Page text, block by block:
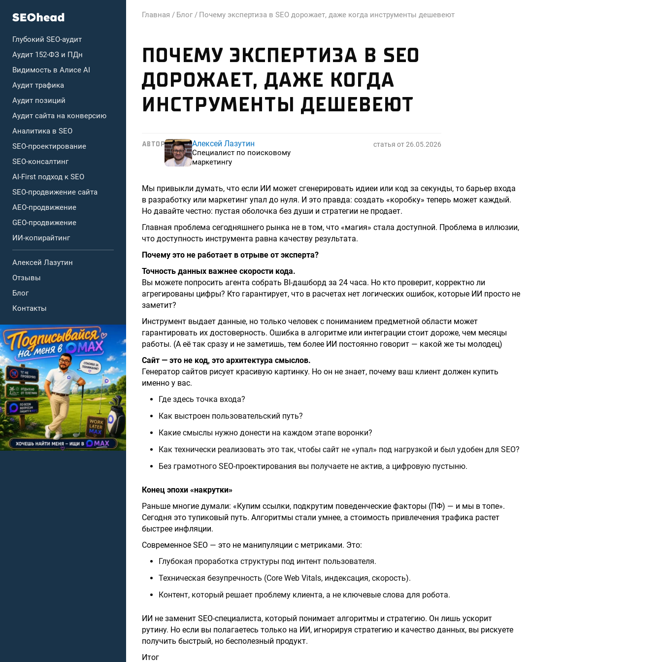
Глубокий SEO-аудит
Аудит 152-ФЗ и ПДн
Видимость в Алисе AI
Аудит трафика
Аудит позиций
Аудит сайта на конверсию
Аналитика в SEO
SEO-проектирование
SEO-консалтинг
AI-First подход к SEO
SEO-продвижение сайта
AEO-продвижение
GEO-продвижение
ИИ-копирайтинг
Алексей Лазутин
Отзывы
Блог
Контакты
Главная / Блог / Почему экспертиза в SEO дорожает, даже когда инструменты дешевеют
ПОЧЕМУ ЭКСПЕРТИЗА В SEO
ДОРОЖАЕТ, ДАЖЕ КОГДА
ИНСТРУМЕНТЫ ДЕШЕВЕЮТ
АВТОР статья от26.05.2026
Алексей Лазутин
Специалист по поисковому
маркетингу
Мы привыкли думать, что если ИИ может сгенерировать идиеи или код за секунды, то барьер входа
в разработку или маркетинг упал до нуля. И это правда: создать «коробку» теперь может каждый.
Но давайте честно: пустая оболочка без души и стратегии не продает.
Главная проблема сегодняшнего рынка не в том, что «магия» стала доступной. Проблема в иллюзии,
что доступность инструмента равна качеству результата.
Почему это не работает в отрыве от эксперта?
Точность данных важнее скорости кода.
Вы можете попросить агента собрать BI-дашборд за 24 часа. Но кто проверит, корректно ли
агрегированы цифры? Кто гарантирует, что в расчетах нет логических ошибок, которые ИИ просто не
заметит?
Инструмент выдает данные, но только человек с пониманием предметной области может
гарантировать их достоверность. Ошибка в алгоритме или интеграции стоит дороже, чем месяцы
работы. (А её так сразу и не заметишь, тем более ИИ постоянно говорит — какой же ты молодец)
Сайт — это не код, это архитектура смыслов.
Генератор сайтов рисует красивую картинку. Но он не знает, почему ваш клиент должен купить
именно у вас.
Где здесь точка входа?
Как выстроен пользовательский путь?
Какие смыслы нужно донести на каждом этапе воронки?
Как технически реализовать это так, чтобы сайт не «упал» под нагрузкой и был удобен для SEO?
Без грамотного SEO-проектирования вы получаете не актив, а цифровую пустыню.
Конец эпохи «накрутки»
Раньше многие думали: «Купим ссылки, подкрутим поведенческие факторы (ПФ) — и мы в топе».
Сегодня это тупиковый путь. Алгоритмы стали умнее, а стоимость привлечения трафика растет
быстрее инфляции.
Современное SEO — это не манипуляции с метриками. Это:
Глубокая проработка структуры под интент пользователя.
Техническая безупречность (Core Web Vitals, индексация, скорость).
Контент, который решает проблему клиента, а не ключевые слова для робота.
ИИ не заменит SEO-специалиста, который понимает алгоритмы и стратегию. Он лишь ускорит
рутину. Но если вы полагаетесь только на ИИ, игнорируя стратегию и качество данных, вы рискуете
получить быстрый, но бесполезный продукт.
Итог